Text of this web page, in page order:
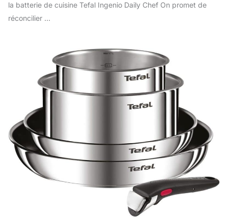
la batterie de cuisine Tefal Ingenio Daily Chef On promet de
réconcilier …